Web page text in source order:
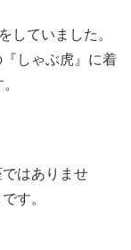
していました。
しゃぶ虎』に着
はありませ
す。